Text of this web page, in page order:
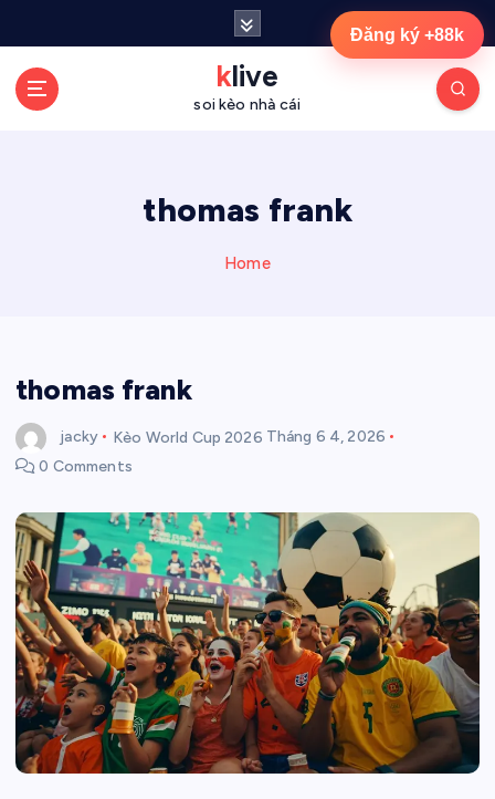
klive
soi kèo nhà cái
thomas frank
Home
thomas frank
jacky Kèo World Cup 2026 Tháng 6 4, 2026
0 Comments
Đăng ký +88k